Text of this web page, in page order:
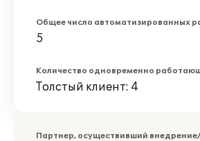
Общее число автоматизированных
5
Количество одновременно
Толстый клиент: 4
Партнер, осуществивший